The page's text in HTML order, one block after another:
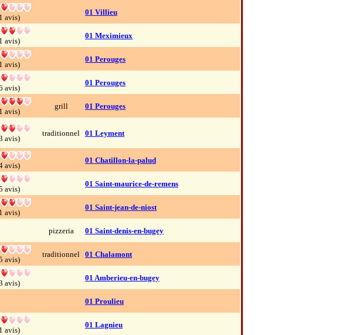
avis)
01 Villieu
avis)
01 Meximieux
avis)
01 Perouges
avis)
01 Perouges
avis)
grill 01 Perouges
avis)
traditionnel 01 Leyment
avis)
01 Chatillon-la-palud
avis)
01 Saint-maurice-de-remens
avis)
01 Saint-jean-de-niost
pizzeria 01 Saint-denis-en-bugey
avis)
traditionnel 01 Chalamont
avis)
01 Amberieu-en-bugey
01 Proulieu
avis)
01 Lagnieu